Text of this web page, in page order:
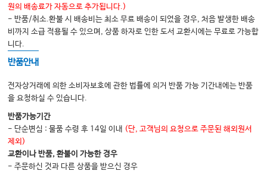
색인
원의 배송료가 자동으로 추가됩니다.)
- 반품/취소.환불 시 배송비는 최소 무료 배송이 되었을 경우, 처음 발생한 배송
비까지 소급 적용될 수 있으며, 상품 하자로 인한 도서 교환시에는 무료로 가능합
니다.
반품안내
전자상거래에 의한 소비자보호에 관한 법률에 의거 반품 가능 기간내에는 반품
을 요청하실 수 있습니다.
반품가능기간
- 단순변심 : 물품 수령 후 14일 이내 (단, 고객님의 요청으로 주문된 해외원서
제외)
교환이나 반품, 환불이 가능한 경우
- 주문하신 것과 다른 상품을 받으신 경우